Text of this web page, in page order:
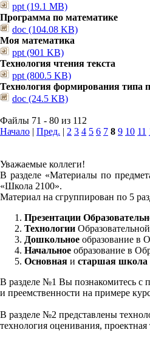
ppt (19.1 MB)
Программа по математике
doc (104.08 KB)
Моя математика
ppt (901 KB)
Технология чтения текста
ppt (800.5 KB)
Технология формирования типа
doc (24.5 KB)
Файлы 71 - 80 из 112
Начало | Пред. | 2 3 4 5 6 7 8 9 10 11
Уважаемые коллеги!
В разделе «Материалы по
«Школа 2100».
Материал на сгруппирован по 5
Презентации
Технологии
Дошкольное образование в
Начальное образование в
Основная и старшая школа
В разделе №1 Вы познакомитесь с
и преемственности на примере
В разделе №2 представлены
технология оценивания, проектная